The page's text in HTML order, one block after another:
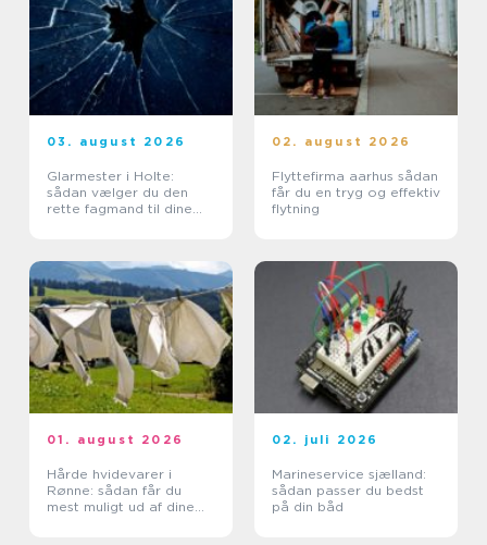
03. august 2026
Glarmester i Holte:
sådan vælger du den
rette fagmand til dine
02. august 2026
Flyttefirma aarhus sådan
får du en tryg og effektiv
flytning
01. august 2026
Hårde hvidevarer i
Rønne: sådan får du
mest muligt ud af dine
02. juli 2026
Marineservice sjælland:
sådan passer du bedst
på din båd